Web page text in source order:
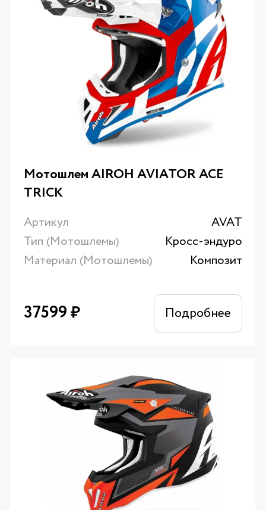
Мотошлем AIROH AVIATOR ACE
TRICK
Артикул
AVAT
Тип (Мотошлемы)
Кросс-эндуро
Материал (Мотошлемы)
Композит
37599₽ Подробнее